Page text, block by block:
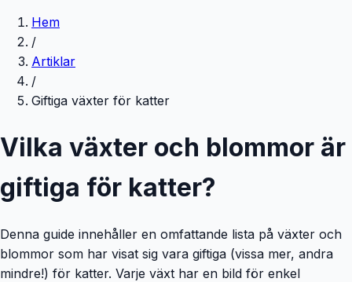
Hem
/
Artiklar
/
Giftiga växter för katter
Vilka växter och blommor är
giftiga för katter?
Denna guide innehåller en omfattande lista på växter och
blommor som har visat sig vara giftiga (vissa mer, andra
mindre!) för katter. Varje växt har en bild för enkel